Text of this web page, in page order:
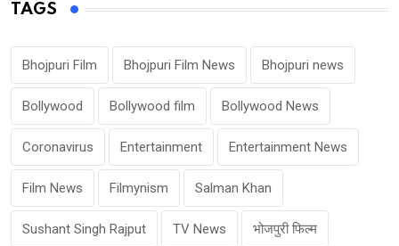
TAGS
Bhojpuri Film Bhojpuri Film News Bhojpuri news
Bollywood Bollywood film Bollywood News
Coronavirus Entertainment Entertainment News
Film News Filmynism Salman Khan
Sushant Singh Rajput TV News भोजपुरी फिल्म